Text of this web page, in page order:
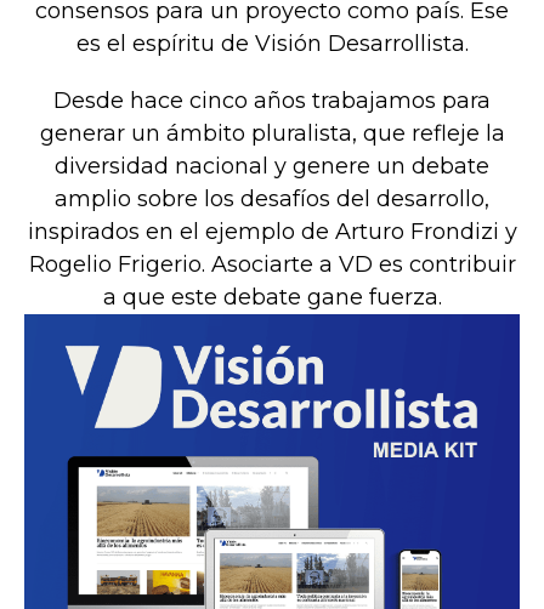
consensos para un proyecto como país. Ese
es el espíritu de Visión Desarrollista.
Desde hace cinco años trabajamos para
generar un ámbito pluralista, que refleje la
diversidad nacional y genere un debate
amplio sobre los desafíos del desarrollo,
inspirados en el ejemplo de Arturo Frondizi y
Rogelio Frigerio. Asociarte a VD es contribuir
a que este debate gane fuerza.